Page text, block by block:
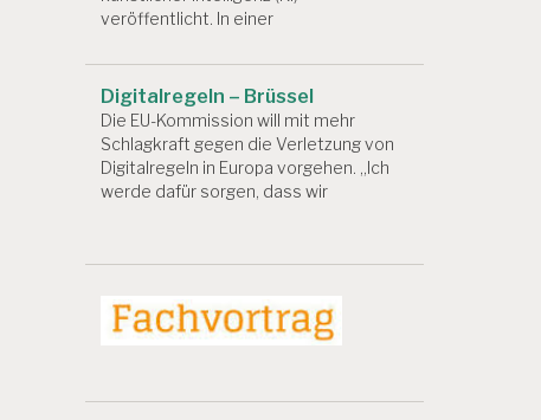
veröffentlicht. In einer
Digitalregeln – Brüssel
Die EU-Kommission will mit mehr
Schlagkraft gegen die Verletzung von
Digitalregeln in Europa vorgehen. „Ich
werde dafür sorgen, dass wir